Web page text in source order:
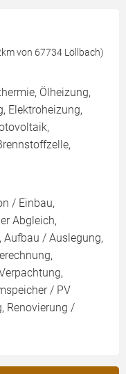
von 67734 Löllbach)
Ölheizung,
Elektroheizung,
/ Einbau,
Abgleich,
/ Auslegung,
/ PV
Renovierung /